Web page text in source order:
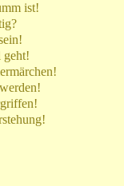
ist!
geht!